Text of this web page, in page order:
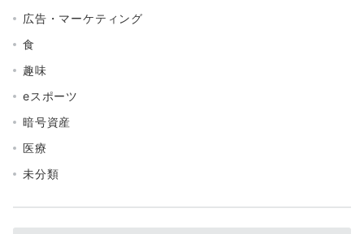
広告・マーケティング
食
趣味
eスポーツ
暗号資産
医療
未分類